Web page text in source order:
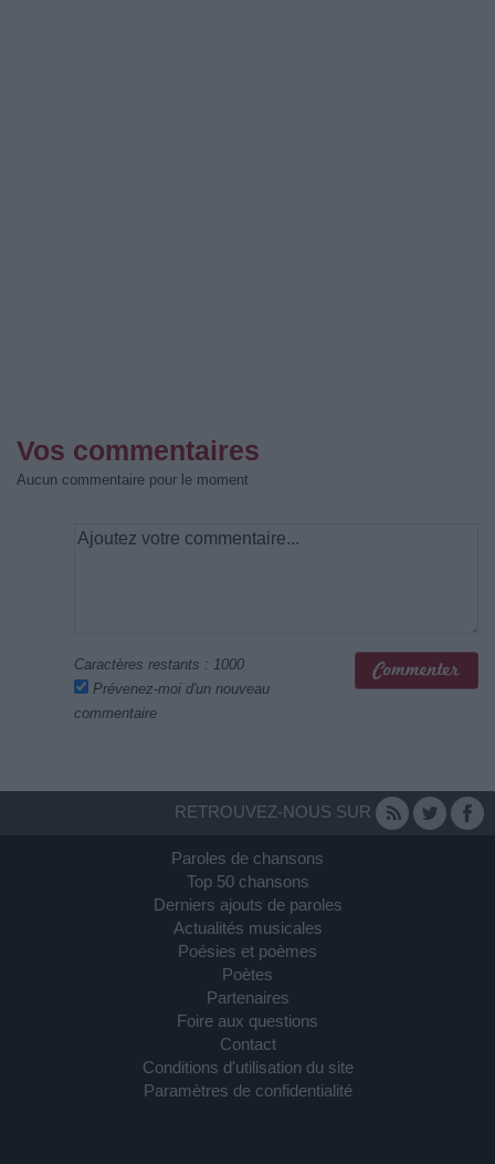
Vos commentaires
Aucun commentaire pour le moment
Caractères restants : 1000
Prévenez-moi d'un nouveau
commentaire
RETROUVEZ-NOUS SUR
Paroles de chansons
Top 50 chansons
Derniers ajouts de paroles
Actualités musicales
Poésies et poèmes
Poètes
Partenaires
Foire aux questions
Contact
Conditions d'utilisation du site
Paramètres de confidentialité